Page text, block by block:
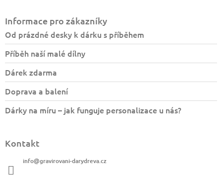
Informace pro zákazníky
Od prázdné desky k dárku s příběhem
Příběh naší malé dílny
Dárek zdarma
Doprava a balení
Dárky na míru – jak funguje personalizace u nás?
Kontakt
info@gravirovani-darydreva.cz